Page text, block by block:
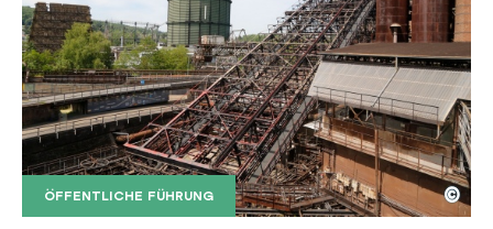
ÖFFENTLICHE FÜHRUNG
Der Erzschrägaufzug der Völklinger Hütte mit
Copyright: Weltkulturerbe Völklinger Hütte | Karl
©